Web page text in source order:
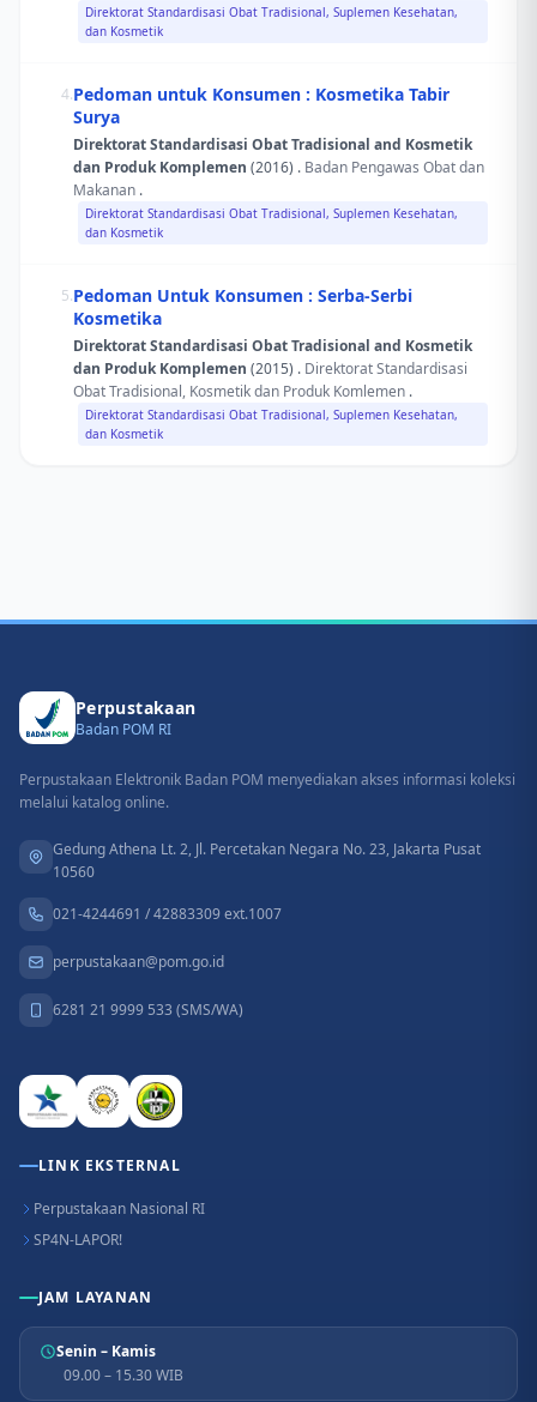
Direktorat Standardisasi Obat Tradisional, Suplemen Kesehatan,
dan Kosmetik
4.Pedoman untuk Konsumen : Kosmetika Tabir
Surya
Direktorat Standardisasi Obat Tradisional and Kosmetik
dan Produk Komplemen (2016) . Badan Pengawas Obat dan
Makanan .
Direktorat Standardisasi Obat Tradisional, Suplemen Kesehatan,
dan Kosmetik
5.Pedoman Untuk Konsumen : Serba-Serbi
Kosmetika
Direktorat Standardisasi Obat Tradisional and Kosmetik
dan Produk Komplemen (2015) . Direktorat Standardisasi
Obat Tradisional, Kosmetik dan Produk Komlemen .
Direktorat Standardisasi Obat Tradisional, Suplemen Kesehatan,
dan Kosmetik
Perpustakaan
Badan POM RI
Perpustakaan Elektronik Badan POM menyediakan akses informasi koleksi
melalui katalog online.
Gedung Athena Lt. 2, Jl. Percetakan Negara No. 23, Jakarta Pusat
10560
021-4244691 / 42883309 ext.1007
perpustakaan@pom.go.id
6281 21 9999 533 (SMS/WA)
LINK EKSTERNAL
Perpustakaan Nasional RI
SP4N-LAPOR!
JAM LAYANAN
Senin – Kamis
09.00 – 15.30 WIB